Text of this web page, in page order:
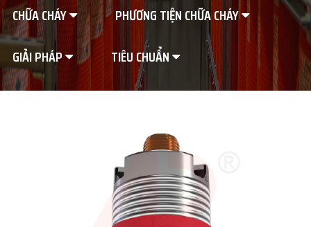
CHỮA CHÁY
PHƯƠNG TIỆN CHỮA CHÁY
GIẢI PHÁP
TIÊU CHUẨN